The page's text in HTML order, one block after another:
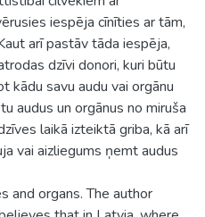
iespēja cīnīties ar tām,
arī pastāv tāda iespēja,
dzīvi donori, kuri būtu
kādu savu audu vai orgānu
audus un orgānus no miruša
laikā izteiktā griba, kā arī
vai aizliegums ņemt audus
and organs. The author